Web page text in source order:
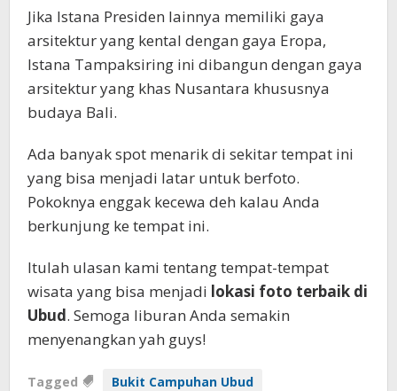
Jika Istana Presiden lainnya memiliki gaya
arsitektur yang kental dengan gaya Eropa,
Istana Tampaksiring ini dibangun dengan gaya
arsitektur yang khas Nusantara khususnya
budaya Bali.
Ada banyak spot menarik di sekitar tempat ini
yang bisa menjadi latar untuk berfoto.
Pokoknya enggak kecewa deh kalau Anda
berkunjung ke tempat ini.
Itulah ulasan kami tentang tempat-tempat
wisata yang bisa menjadi lokasi foto terbaik di
Ubud. Semoga liburan Anda semakin
menyenangkan yah guys!
Tagged
Bukit Campuhan Ubud